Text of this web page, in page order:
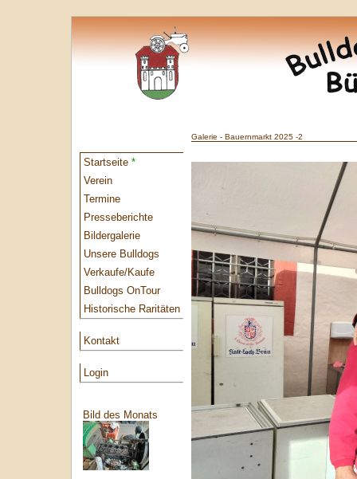
Startseite *
Verein
Termine
Presseberichte
Bildergalerie
Unsere Bulldogs
Verkaufe/Kaufe
Bulldogs OnTour
Historische Raritäten
Kontakt
Login
Bild des Monats
Galerie - Bauernmarkt 2025 -2